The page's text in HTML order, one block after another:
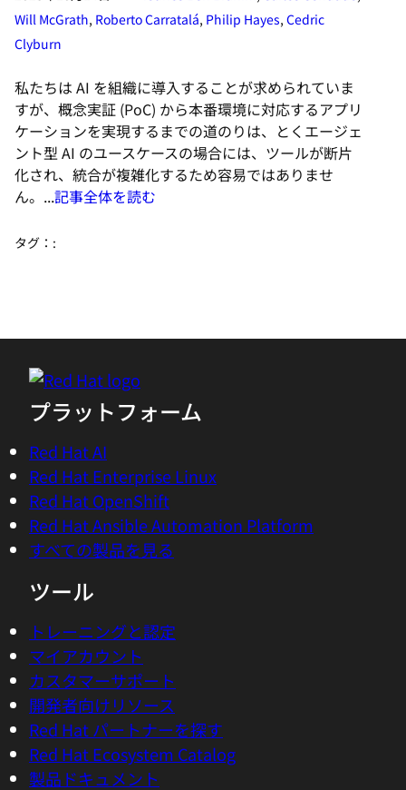
Will McGrath, Roberto Carratalá, Philip Hayes, Cedric
Clyburn
私たちは AI を組織に導入することが求められていま
すが、概念実証 (PoC) から本番環境に対応するアプリ
ケーションを実現するまでの道のりは、とくエージェ
ント型 AI のユースケースの場合には、ツールが断片
化され、統合が複雑化するため容易ではありませ
ん。...記事全体を読む
タグ： :
プラットフォーム
Red Hat AI
Red Hat Enterprise Linux
Red Hat OpenShift
Red Hat Ansible Automation Platform
すべての製品を見る
ツール
トレーニングと認定
マイアカウント
カスタマーサポート
開発者向けリソース
Red Hat パートナーを探す
Red Hat Ecosystem Catalog
製品ドキュメント